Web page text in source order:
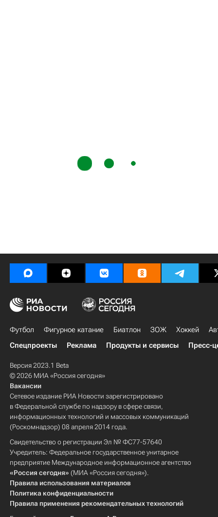
Футбол Фигурное катание Биатлон ЗОЖ Хоккей
Спецпроекты
Реклама Продукты и сервисы Пресс-
Версия 2023.1 Beta
© 2026 МИА «Россия сегодня»
Вакансии
Сетевое издание РИА Новости зарегистрировано
в Федеральной службе по надзору в сфере связи,
информационных технологий и массовых коммуникаций
(Роскомнадзор) 08 апреля 2014 года.
Свидетельство о регистрации Эл № ФС77-57640
Учредитель: Федеральное государственное унитарное
предприятие Международное информационное агентство
«Россия сегодня» (МИА «Россия сегодня»).
Правила использования материалов
Политика конфиденциальности
Правила применения рекомендательных технологий